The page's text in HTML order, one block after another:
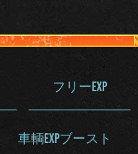
フリーEXP
車輌EXPブースト